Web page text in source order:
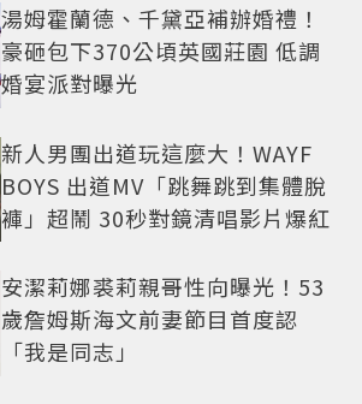
湯姆霍蘭德、千黛亞補辦婚禮！
豪砸包下370公頃英國莊園 低調
婚宴派對曝光
新人男團出道玩這麼大！WAYF
BOYS 出道MV「跳舞跳到集體脫
褲」超鬧 30秒對鏡清唱影片爆紅
安潔莉娜裘莉親哥性向曝光！53
歲詹姆斯海文前妻節目首度認
「我是同志」